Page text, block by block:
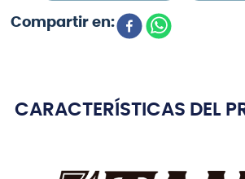
CARACTERÍSTICAS DEL